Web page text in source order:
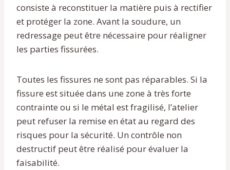
consiste à reconstituer la matière puis à rectifier
et protéger la zone. Avant la soudure, un
redressage peut être nécessaire pour réaligner
les parties fissurées.
Toutes les fissures ne sont pas réparables. Si la
fissure est située dans une zone à très forte
contrainte ou si le métal est fragilisé, l’atelier
peut refuser la remise en état au regard des
risques pour la sécurité. Un contrôle non
destructif peut être réalisé pour évaluer la
faisabilité.